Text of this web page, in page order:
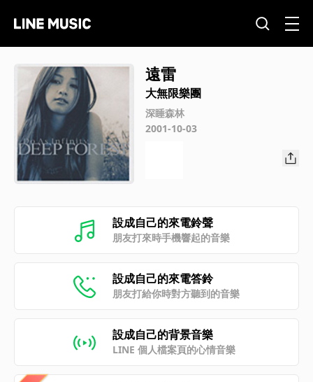
遠雷
大無限樂團
深睡森林
2001-10-03
設成自己的來電鈴聲
朋友打來時手機響起的音樂
設成自己的來電答鈴
朋友打給你時對方聽到的音樂
設成自己的背景音樂
LINE 個人檔案頁的心情音樂